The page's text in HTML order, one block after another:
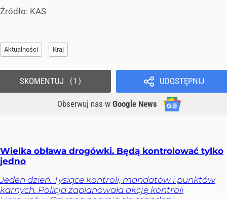
Źródło: KAS
Aktualności Kraj
UDOSTĘPNIJ
Obserwuj nas w Google News
SKOMENTUJ 1
Wielka obława drogówki. Będą kontrolować tylko
jedno
Jeden dzień. Tysiące kontroli, mandatów i punktów
karnych. Policja zaplanowała akcję kontroli